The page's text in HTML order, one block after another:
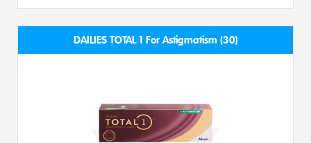
DAILIES TOTAL 1 For Astigmatism (30)